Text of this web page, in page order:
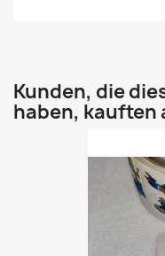
Kunden, die
haben, kauften